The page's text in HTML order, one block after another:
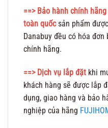
==> Bảo hành chính
toàn quốcsản phẩm
Danabuy đều có hóa
chính hãng.
==> Dịch vụ lắp đặt khi
khách hàng sẽ được lắp
dụng, giao hàng và bảo
nghiệp của hãng